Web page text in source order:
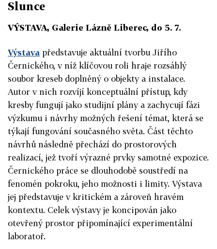
Slunce
VÝSTAVA, Galerie Lázně Liberec, do 5. 7.
Výstava představuje aktuální tvorbu Jiřího
Černického, v níž klíčovou roli hraje rozsáhlý
soubor kreseb doplněný o objekty a instalace.
Autor v nich rozvíjí konceptuální přístup, kdy
kresby fungují jako studijní plány a zachycují fázi
výzkumu i návrhy možných řešení témat, která se
týkají fungování současného světa. Část těchto
návrhů následně přechází do prostorových
realizací, jež tvoří výrazné prvky samotné expozice.
Černického práce se dlouhodobě soustředí na
fenomén pokroku, jeho možnosti i limity. Výstava
jej představuje v kritickém a zároveň hravém
kontextu. Celek výstavy je koncipován jako
otevřený prostor připomínající experimentální
laboratoř.